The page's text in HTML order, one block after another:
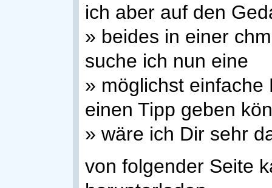
ich aber auf den
» beides in einer
suche ich nun eine
» möglichst einfache
einen Tipp geben
» wäre ich Dir sehr
von folgender Seite